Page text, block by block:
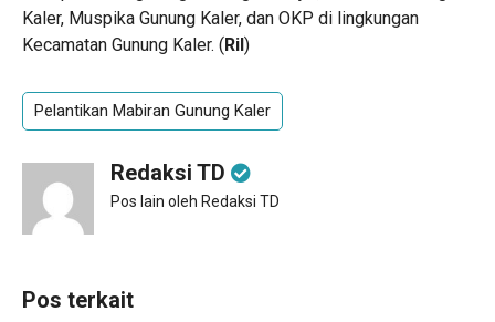
Kaler, Muspika Gunung Kaler, dan OKP di lingkungan
Kecamatan Gunung Kaler. (Ril)
Pelantikan Mabiran Gunung Kaler
Redaksi TD
Pos lain oleh Redaksi TD
Pos terkait